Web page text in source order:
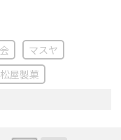
マスヤ
松屋製菓